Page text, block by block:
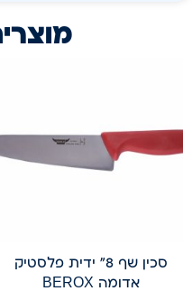
סכין שף 8" ידית פלסטיק
אדומה BEROX